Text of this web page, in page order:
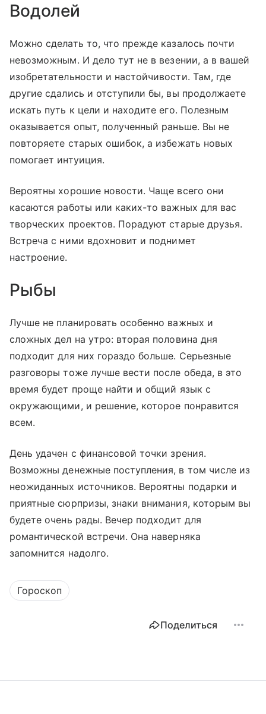
Водолей
Можно сделать то, что прежде казалось почти
невозможным. И дело тут не в везении, а в вашей
изобретательности и настойчивости. Там, где
другие сдались и отступили бы, вы продолжаете
искать путь к цели и находите его. Полезным
оказывается опыт, полученный раньше. Вы не
повторяете старых ошибок, а избежать новых
помогает интуиция.
Вероятны хорошие новости. Чаще всего они
касаются работы или каких-то важных для вас
творческих проектов. Порадуют старые друзья.
Встреча с ними вдохновит и поднимет
настроение.
Рыбы
Лучше не планировать особенно важных и
сложных дел на утро: вторая половина дня
подходит для них гораздо больше. Серьезные
разговоры тоже лучше вести после обеда, в это
время будет проще найти и общий язык с
окружающими, и решение, которое понравится
всем.
День удачен с финансовой точки зрения.
Возможны денежные поступления, в том числе из
неожиданных источников. Вероятны подарки и
приятные сюрпризы, знаки внимания, которым вы
будете очень рады. Вечер подходит для
романтической встречи. Она наверняка
запомнится надолго.
Гороскоп
Поделиться